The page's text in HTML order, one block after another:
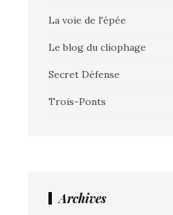
La voie de l'épée
Le blog du cliophage
Secret Défense
Trois-Ponts
Archives